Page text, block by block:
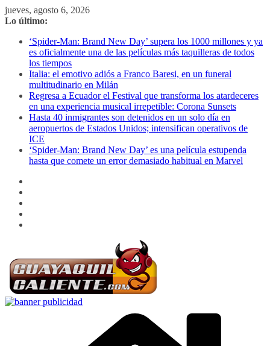
Saltar
al
jueves, agosto 6, 2026
Lo último:
‘Spider-Man: Brand New Day’ supera los 1000 millones y ya
es oficialmente una de las películas más taquilleras de todos
los tiempos
Italia: el emotivo adiós a Franco Baresi, en un funeral
multitudinario en Milán
Regresa a Ecuador el Festival que transforma los atardeceres
en una experiencia musical irrepetible: Corona Sunsets
Hasta 40 inmigrantes son detenidos en un solo día en
aeropuertos de Estados Unidos; intensifican operativos de
ICE
‘Spider-Man: Brand New Day’ es una película estupenda
hasta que comete un error demasiado habitual en Marvel